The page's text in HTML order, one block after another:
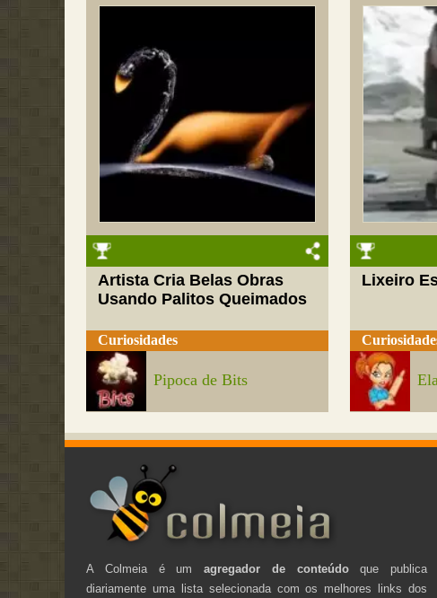
Artista Cria Belas Obras
Usando Palitos Queimados
Curiosidades
Pipoca de Bits
Lixeiro
A Colmeia é umagregador de conteúdoque publica
diariamente uma lista selecionada com os melhores links dos